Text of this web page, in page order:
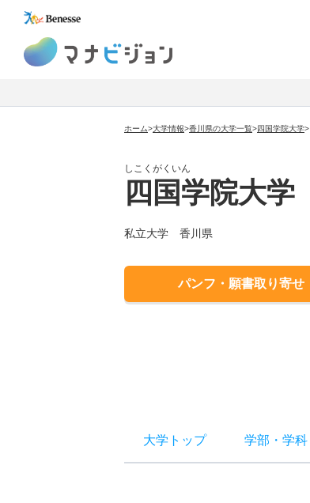
ホーム>大学情報>香川県の大学一覧>四国学院大学>
しこくがくいん
四国学院大学
私立大学 香川県
パンフ・願書取り寄せ
大学トップ 学部 ・ 学科